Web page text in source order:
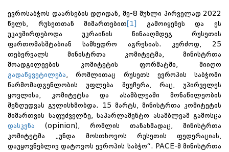
ევროსაბჭოს დაარსების დღიდან, მე-8 მუხლი პირველად 2022
წელს, რუსეთთან მიმართებით [1]
გამოიყენეს და ეს
უკავშირდებოდა უკრაინის წინააღმდეგ რუსეთის
ფართომასშტაბიან სამხედრო აგრესიას. კერძოდ, 25
თებერვალს მინისტრთა კომიტეტმა, მინისტრთა
მოადგილეების კომიტეტის ფორმატში, მიიღო
გადაწყვეტილება , რომლითაც რუსეთს ევროპის საბჭოში
წარმომადგენლობის უფლება შეუჩერა, რაც, უპირველეს
ყოვლისა, კომიტეტსა და ასამბლეაში მონაწილეობის
შეზღუდვას გულისხმობდა. 15 მარტს, მინისტრთა კომიტეტის
მიმართვის საფუძველზე, საპარლამენტო ასამბლეამ გამოსცა
დასკვნა (opinion), რომლის თანახმადაც, მინისტრთა
კომიტეტმა „უნდა მოსთხოვოს რუსეთის ფედერაციას,
დაუყოვნებლივ დატოვოს ევროპის საბჭო“. PACE-მ მინისტრთა